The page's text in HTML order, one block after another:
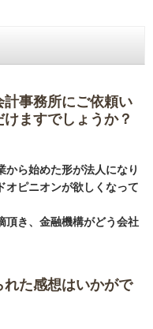
計事務所にご依頼い
ますでしょうか？
ら始めた形が法人になり
オピニオンが欲しくなって
頂き、金融機構がどう会社
れた感想はいかがで